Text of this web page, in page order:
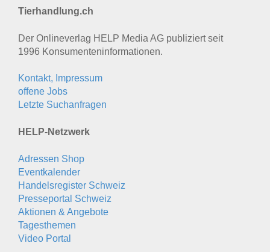
Tierhandlung.ch
Der Onlineverlag HELP Media AG publiziert seit
1996 Konsumenten­informationen.
Kontakt, Impressum
offene Jobs
Letzte Suchanfragen
HELP-Netzwerk
Adressen Shop
Eventkalender
Handelsregister Schweiz
Presseportal Schweiz
Aktionen & Angebote
Tagesthemen
Video Portal